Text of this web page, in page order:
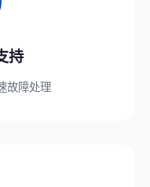
持
故障处理